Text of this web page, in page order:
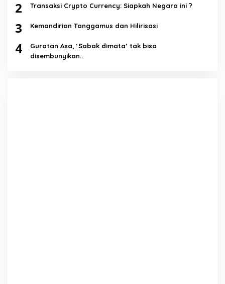
2 Transaksi Crypto Currency: Siapkah Negara ini ?
3 Kemandirian Tanggamus dan Hilirisasi
4
Guratan Asa, ‘Sabak dimata’ tak bisa
disembunyikan..